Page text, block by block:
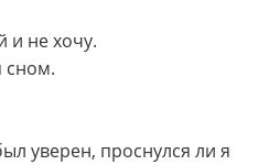
и не хочу.
сном.
уверен, проснулся ли я